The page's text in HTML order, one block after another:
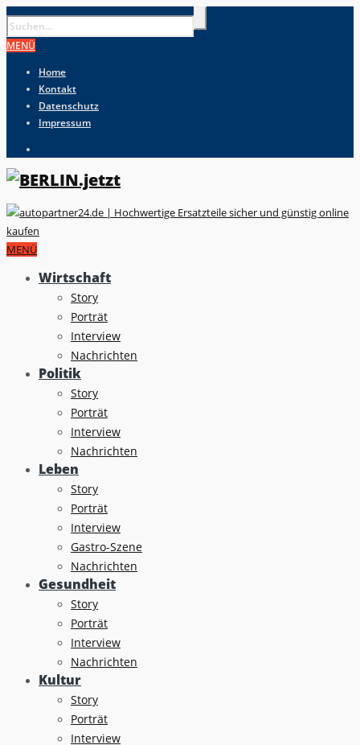
MENÜ
Home
Kontakt
Datenschutz
Impressum
MENÜ
Wirtschaft
Story
Porträt
Interview
Nachrichten
Politik
Story
Porträt
Interview
Nachrichten
Leben
Story
Porträt
Interview
Gastro-Szene
Nachrichten
Gesundheit
Story
Porträt
Interview
Nachrichten
Kultur
Story
Porträt
Interview